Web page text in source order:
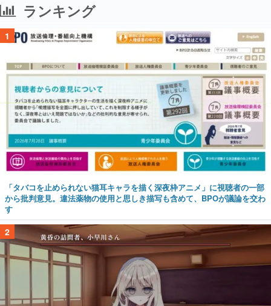
ランキング
1
「タバコを止められない猫耳キャラを描く深夜枠アニメ」に視聴者の一部
から批判意見。違法薬物の使用と思しき描写も含めて、BPOが議論を交わ
す
2